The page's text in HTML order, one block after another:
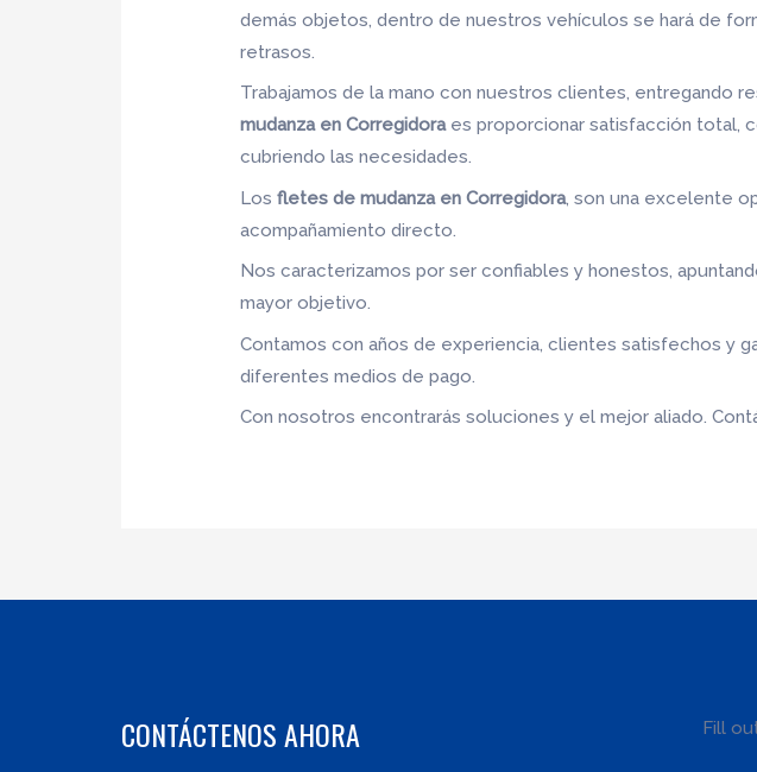
demás objetos, dentro de nuestros vehículos se hará de
retrasos.
Trabajamos de la mano con nuestros clientes, entregando
mudanza en Corregidoraes proporcionar satisfacción total,
cubriendo las necesidades.
Losfletes de mudanza en Corregidora, son una excelente
acompañamiento directo.
Nos caracterizamos por ser confiables y honestos,
mayor objetivo.
Contamos con años de experiencia, clientes satisfechos y
diferentes medios de pago.
Con nosotros encontrarás soluciones y el mejor aliado.
CONTÁCTENOS AHORA Fill